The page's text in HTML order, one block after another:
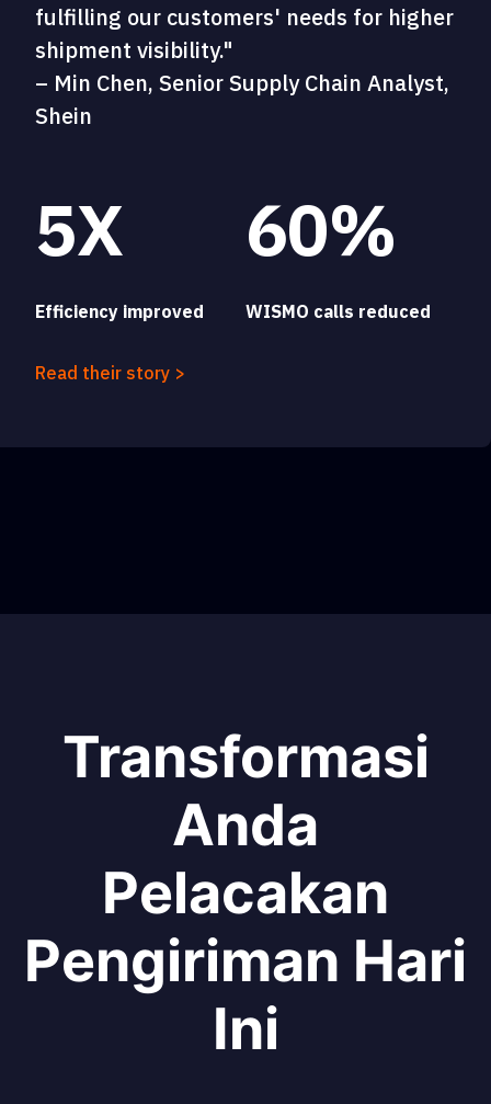
fulfilling our customers' needs for higher
shipment visibility."
– Min Chen, Senior Supply Chain Analyst,
Shein
5X
Efficiency improved
60%
WISMO calls reduced
Read their story >
Transformasi
Anda
Pelacakan
Pengiriman Hari
Ini